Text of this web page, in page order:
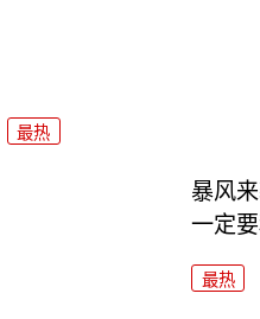
最热
暴风
一定
最热